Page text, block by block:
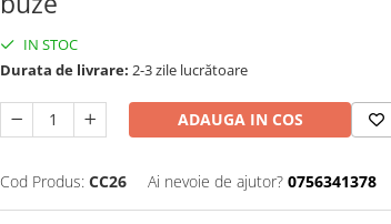
IN STOC
Durata de livrare: 2-3 zile lucrătoare
ADAUGA IN COS
Cod Produs: CC26 Ai nevoie de ajutor? 0756341378